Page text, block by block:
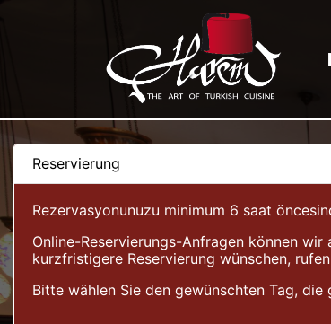
Reservierung
Rezervasyonunuzu minimum 6 saat
Online-Reservierungs-Anfragen können
kurzfristigere Reservierung wünschen,
Bitte wählen Sie den gewünschten Tag,